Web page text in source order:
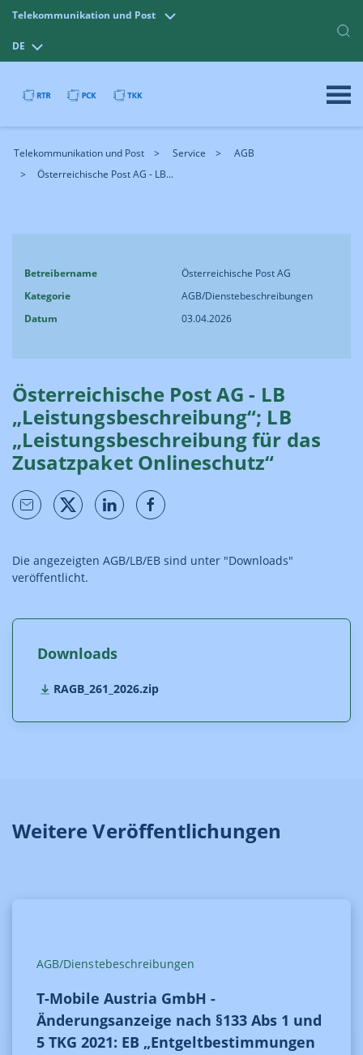
Telekommunikation und Post
DE
Telekommunikation und Post Service
AGB
Österreichische Post AG - LB...
Betreibername
Österreichische Post AG
Kategorie
AGB/Dienstebeschreibungen
Datum
03.04.2026
Österreichische Post AG - LB
„Leistungsbeschreibung“; LB
„Leistungsbeschreibung für das
Zusatzpaket Onlineschutz“
Die angezeigten AGB/LB/EB sind unter "Downloads"
veröffentlicht.
Downloads
RAGB_261_2026.zip
Weitere Veröffentlichungen
AGB/Dienstebeschreibungen
T-Mobile Austria GmbH -
Änderungsanzeige nach §133 Abs 1 und
5 TKG 2021: EB „Entgeltbestimmungen